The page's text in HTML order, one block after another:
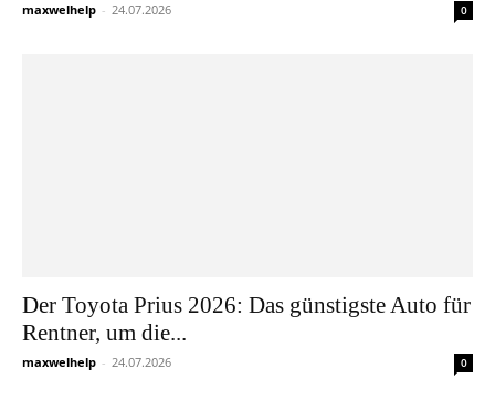
maxwelhelp - 24.07.2026 0
Der Toyota Prius 2026: Das günstigste Auto für
Rentner, um die...
maxwelhelp - 24.07.2026 0